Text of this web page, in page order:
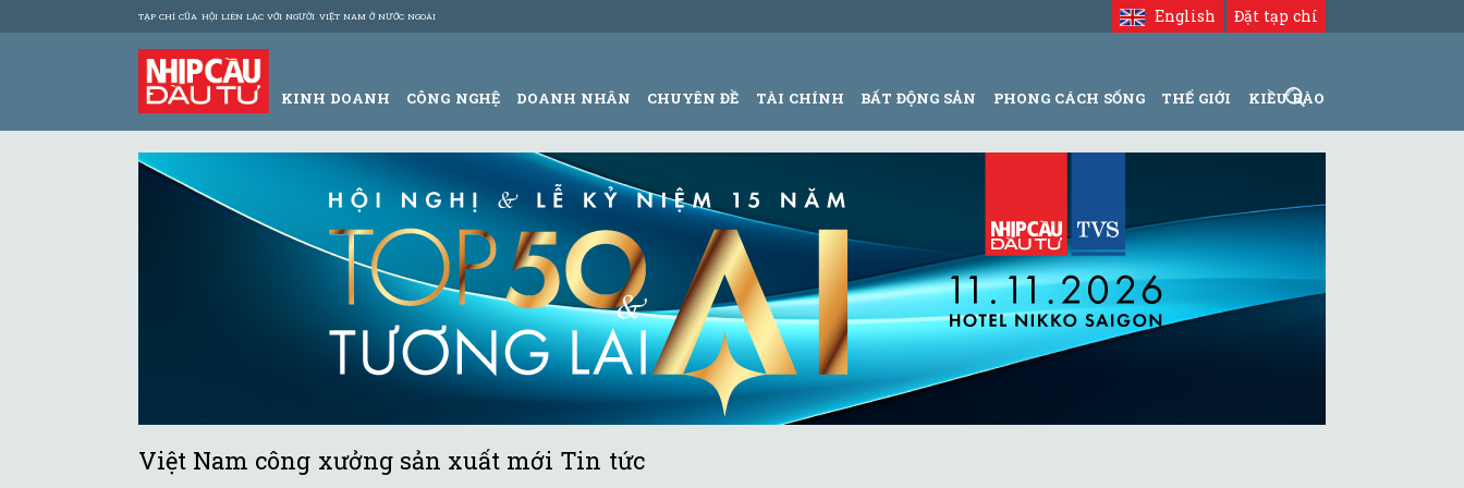
TẠP CHÍ CỦA HỘI LIÊN LẠC VỚI NGƯỜI VIỆT NAM Ở NƯỚC NGOÀI Đặt tạp chí
English
KINH DOANH CÔNG NGHỆ DOANH NHÂN CHUYÊN ĐỀ TÀI CHÍNH BẤT ĐỘNG SẢN PHONG CÁCH SỐNG THẾ GIỚI KIỀU BÀO
Việt Nam công xưởng sản xuất mới Tin tức